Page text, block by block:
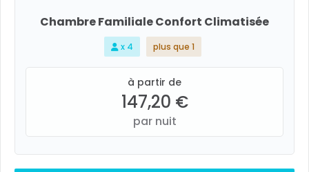
Chambre Familiale Confort Climatisée
x 4 plus que 1
à partir de
147,20 €
par nuit